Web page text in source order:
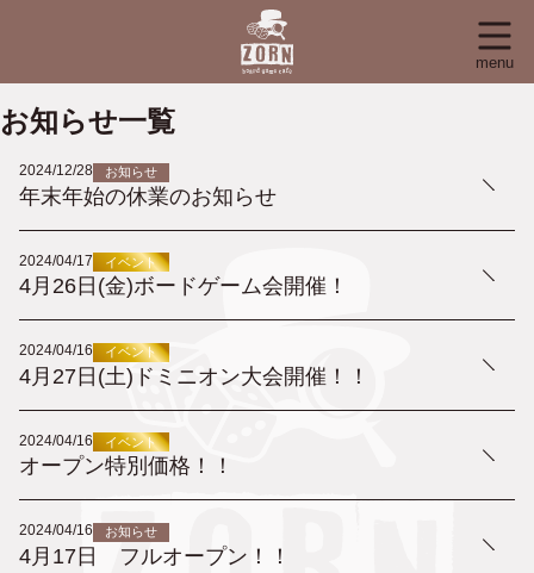
menu
お知らせ一覧
2024/12/28 お知らせ
年末年始の休業のお知らせ
2024/04/17 イベント
4月26日(金)ボードゲーム会開催！
2024/04/16 イベント
4月27日(土)ドミニオン大会開催！！
2024/04/16 イベント
オープン特別価格！！
2024/04/16 お知らせ
4月17日 フルオープン！！